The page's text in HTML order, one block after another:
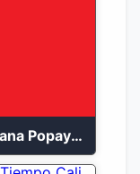
Tropicana Popayán en vivo 106.1 FM